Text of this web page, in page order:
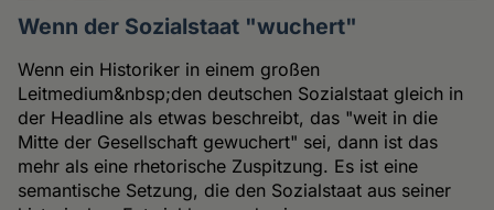
Wenn der Sozialstaat "wuchert"
Wenn ein Historiker in einem großen
Leitmedium&nbsp;den deutschen Sozialstaat gleich in
der Headline als etwas beschreibt, das "weit in die
Mitte der Gesellschaft gewuchert" sei, dann ist das
mehr als eine rhetorische Zuspitzung. Es ist eine
semantische Setzung, die den Sozialstaat aus seiner